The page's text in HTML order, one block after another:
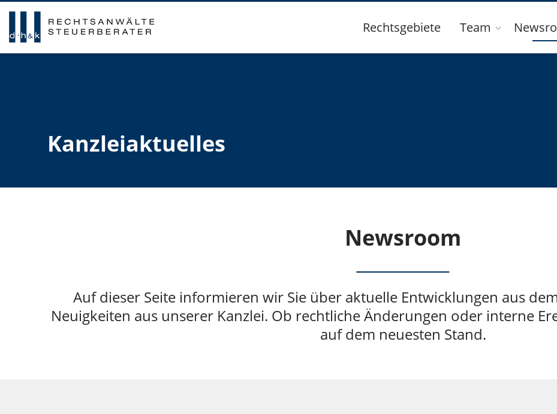
Rechtsgebiete Team
Kanzleiaktuelles
Newsroom
Auf dieser Seite informieren wir Sie über aktuelle Entwicklungen aus
Neuigkeiten aus unserer Kanzlei. Ob rechtliche Änderungen oder interne
auf dem neuesten Stand.